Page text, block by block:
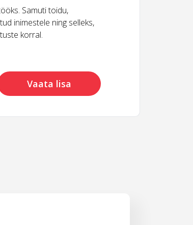
Samuti toidu,
inimestele ning selleks,
korral.
Vaata lisa